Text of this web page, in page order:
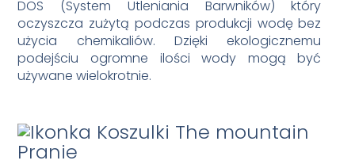
DOS (System Utleniania Barwników) który
oczyszcza zużytą podczas produkcji wodę bez
użycia chemikaliów. Dzięki ekologicznemu
podejściu ogromne ilości wody mogą być
używane wielokrotnie.
Pranie